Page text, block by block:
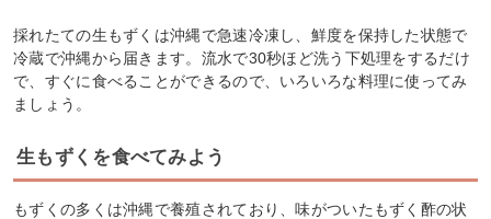
採れたての生もずくは沖縄で急速冷凍し、鮮度を保持した状態で
冷蔵で沖縄から届きます。流水で30秒ほど洗う下処理をするだけ
で、すぐに食べることができるので、いろいろな料理に使ってみ
ましょう。
生もずくを食べてみよう
もずくの多くは沖縄で養殖されており、味がついたもずく酢の状